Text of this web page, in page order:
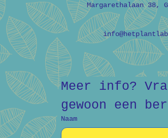
Margarethalaan 38,
Meer info?
gewoon een
Naam